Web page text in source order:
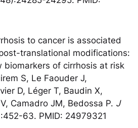
to cancer is associated
translational modifications:
biomarkers of cirrhosis at risk
S, Le Faouder J,
D, Léger T, Baudin X,
Camadro JM, Bedossa P. J
63. PMID: 24979321